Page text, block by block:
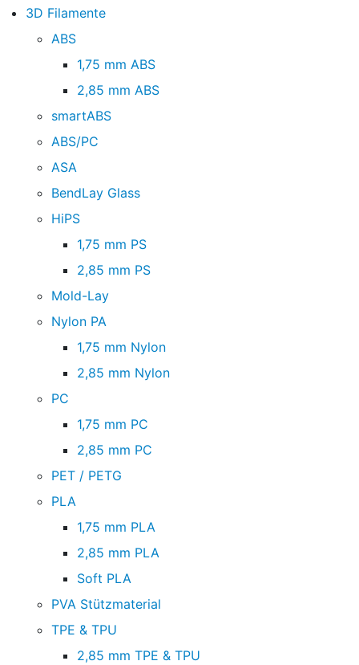
3D Filamente
ABS
1,75 mm ABS
2,85 mm ABS
smartABS
ABS/PC
ASA
BendLay Glass
HiPS
1,75 mm PS
2,85 mm PS
Mold-Lay
Nylon PA
1,75 mm Nylon
2,85 mm Nylon
PC
1,75 mm PC
2,85 mm PC
PET / PETG
PLA
1,75 mm PLA
2,85 mm PLA
Soft PLA
PVA Stützmaterial
TPE & TPU
2,85 mm TPE & TPU